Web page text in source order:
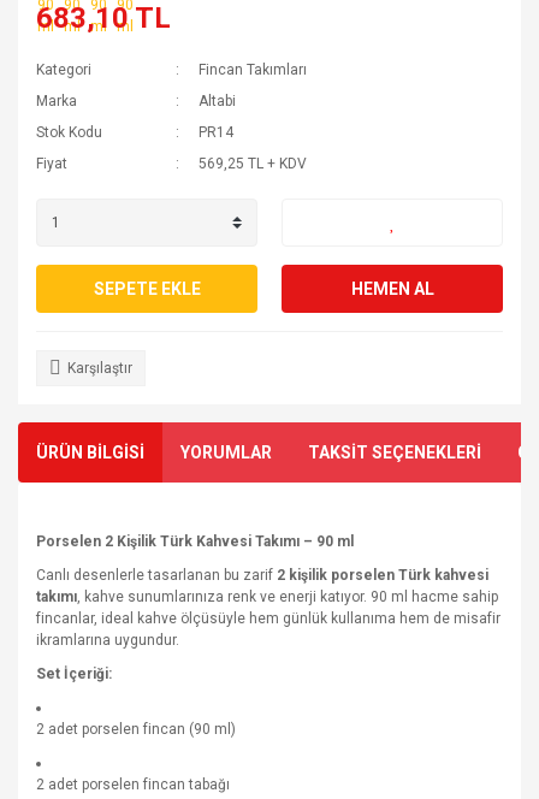
683,10 TL
Kategori
Fincan Takımları
Marka
Altabi
Stok Kodu
PR14
Fiyat
569,25 TL + KDV
SEPETE EKLE HEMEN AL
Karşılaştır
ÜRÜN BİLGİSİ YORUMLAR TAKSİT SEÇENEKLERİ
Porselen 2 Kişilik Türk Kahvesi Takımı – 90 ml
Canlı desenlerle tasarlanan bu zarif 2 kişilik porselen Türk kahvesi
takımı, kahve sunumlarınıza renk ve enerji katıyor. 90 ml hacme sahip
fincanlar, ideal kahve ölçüsüyle hem günlük kullanıma hem de misafir
ikramlarına uygundur.
Set İçeriği:
2 adet porselen fincan (90 ml)
2 adet porselen fincan tabağı